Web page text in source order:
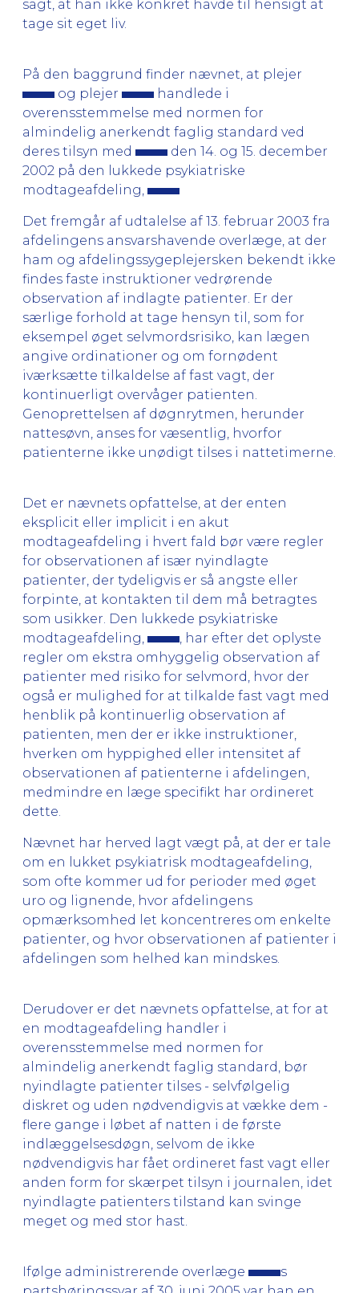
sagt, at han ikke konkret havde til hensigt at
tage sit eget liv.
På den baggrund finder nævnet, at plejer
og plejer
handlede i
overensstemmelse med normen for
almindelig anerkendt faglig standard ved
deres tilsyn med
den 14. og 15. december
2002 på den lukkede psykiatriske
modtageafdeling,
Det fremgår af udtalelse af 13. februar 2003 fra
afdelingens ansvarshavende overlæge, at der
ham og afdelingssygeplejersken bekendt ikke
findes faste instruktioner vedrørende
observation af indlagte patienter. Er der
særlige forhold at tage hensyn til, som for
eksempel øget selvmordsrisiko, kan lægen
angive ordinationer og om fornødent
iværksætte tilkaldelse af fast vagt, der
kontinuerligt overvåger patienten.
Genoprettelsen af døgnrytmen, herunder
nattesøvn, anses for væsentlig, hvorfor
patienterne ikke unødigt tilses i nattetimerne.
Det er nævnets opfattelse, at der enten
eksplicit eller implicit i en akut
modtageafdeling i hvert fald bør være regler
for observationen af især nyindlagte
patienter, der tydeligvis er så angste eller
forpinte, at kontakten til dem må betragtes
som usikker. Den lukkede psykiatriske
modtageafdeling,
, har efter det oplyste
regler om ekstra omhyggelig observation af
patienter med risiko for selvmord, hvor der
også er mulighed for at tilkalde fast vagt med
henblik på kontinuerlig observation af
patienten, men der er ikke instruktioner,
hverken om hyppighed eller intensitet af
observationen af patienterne i afdelingen,
medmindre en læge specifikt har ordineret
dette.
Nævnet har herved lagt vægt på, at der er tale
om en lukket psykiatrisk modtageafdeling,
som ofte kommer ud for perioder med øget
uro og lignende, hvor afdelingens
opmærksomhed let koncentreres om enkelte
patienter, og hvor observationen af patienter i
afdelingen som helhed kan mindskes.
Derudover er det nævnets opfattelse, at for at
en modtageafdeling handler i
overensstemmelse med normen for
almindelig anerkendt faglig standard, bør
nyindlagte patienter tilses - selvfølgelig
diskret og uden nødvendigvis at vække dem -
flere gange i løbet af natten i de første
indlæggelsesdøgn, selvom de ikke
nødvendigvis har fået ordineret fast vagt eller
anden form for skærpet tilsyn i journalen, idet
nyindlagte patienters tilstand kan svinge
meget og med stor hast.
Ifølge administrerende overlæge
s